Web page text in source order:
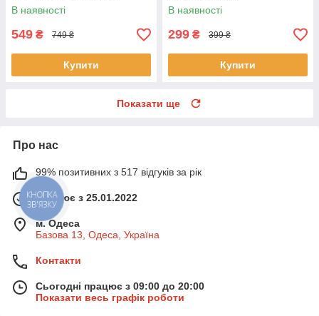
В наявності
549 ₴ 749 ₴
Купити
В наявності
299 ₴ 399 ₴
Купити
Показати ще
Про нас
99% позитивних з 517 відгуків за рік
Працює з 25.01.2022
м. Одеса
Базова 13, Одеса, Україна
Контакти
Сьогодні працює з 09:00 до 20:00
Показати весь графік роботи
КНОПКА
ЗВ'ЯЗКУ